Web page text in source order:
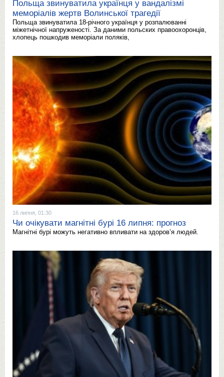
Польща звинуватила українця у вандалізмі
меморіалів жертв Волинської трагедії
Польща звинуватила 18-річного українця у розпалюванні
міжетнічної напруженості. За даними польских правоохоронців,
хлопець пошкодив меморіали поляків,
16 липня, 01:30
Чи очікувати магнітні бурі 16 липня: прогноз
Магнітні бурі можуть негативно впливати на здоров’я людей.